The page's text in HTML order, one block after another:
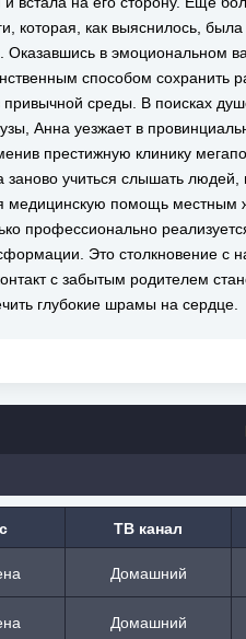
которая, как выяснилось,
в эмоциональном
способом сохранить
среды. В поисках
Анна уезжает в
престижную клинику
учиться слышать людей,
медицинскую помощь местным
профессионально
Это столкновение с
с забытым родителем
глубокие шрамы на сердце.
ТВ канал
Домашний
Домашний